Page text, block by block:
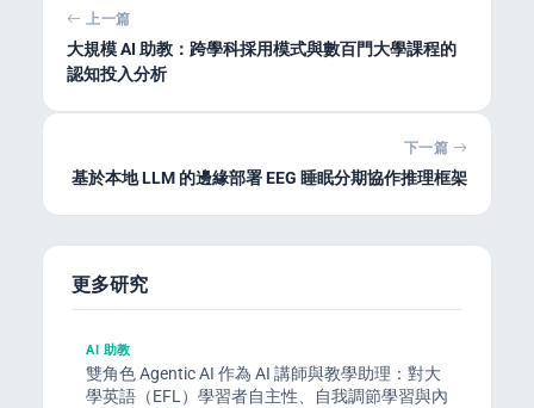
上一篇
大規模 AI 助教：跨學科採用模式與數百門大學課程的
認知投入分析
下一篇
基於本地 LLM 的邊緣部署 EEG 睡眠分期協作推理框架
更多研究
AI 助教
雙角色 Agentic AI 作為 AI 講師與教學助理：對大
學英語（EFL）學習者自主性、自我調節學習與內